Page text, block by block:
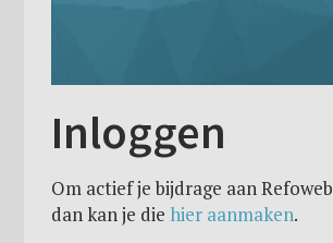
Inloggen
Om actief je bijdrage aan
dan kan je die hier aanmaken.